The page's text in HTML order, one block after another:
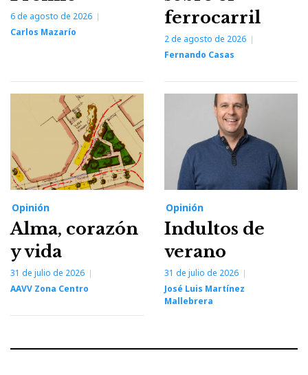
6 de agosto de 2026
Carlos Mazarío
ferrocarril
2 de agosto de 2026
Fernando Casas
Opinión
Alma, corazón
y vida
31 de julio de 2026
AAVV Zona Centro
Opinión
Indultos de
verano
31 de julio de 2026
José Luis Martínez
Mallebrera